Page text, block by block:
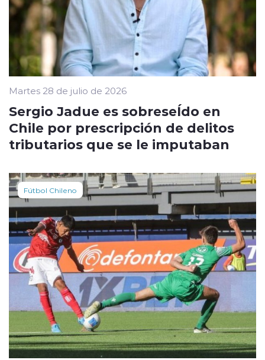
Martes 28 de julio de 2026
Sergio Jadue es sobreseÍdo en
Chile por prescripción de delitos
tributarios que se le imputaban
Fútbol Chileno